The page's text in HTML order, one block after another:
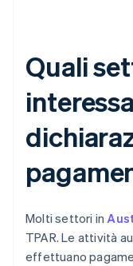
Quali
Molti settori in
TPAR. Le attività
effettuano